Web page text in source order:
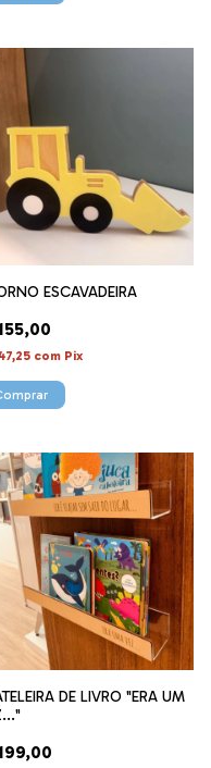
ESCAVADEIRA
com Pix
DE LIVRO "ERA UM